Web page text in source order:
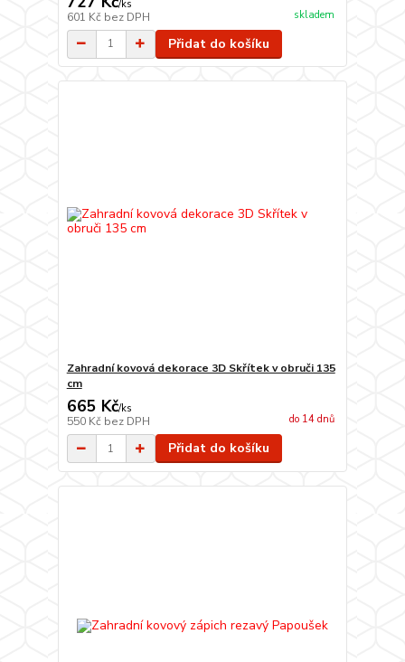
/ks
601 Kč bez DPH skladem
Přidat do košíku
Zahradní kovová dekorace 3D Skřítek v obruči 135
cm
665 Kč/ks
550 Kč bez DPH do 14 dnů
Přidat do košíku